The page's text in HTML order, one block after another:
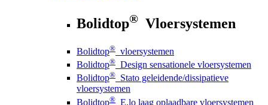
Bolidtop® Vloersystemen
Bolidtop® vloersystemen
Bolidtop® Design sensationele vloersystemen
Bolidtop® Stato geleidende/dissipatieve
vloersystemen
Bolidtop® E.lo laag oplaadbare vloersystemen